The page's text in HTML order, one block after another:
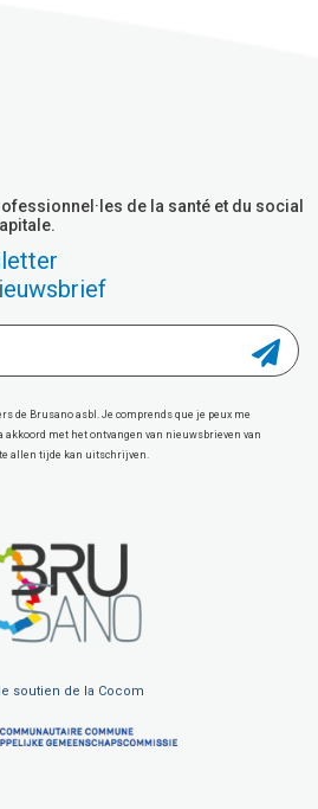
de la santé et du social
de Brusano asbl. Je comprends que je peux me
akkoord met het ontvangen van nieuwsbrieven van
allen tijde kan uitschrijven.
soutien de la Cocom